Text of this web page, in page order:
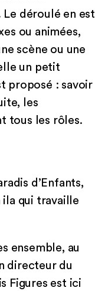
Le déroulé en est
ou animées,
scène ou une
un petit
proposé : savoir
les
tous les rôles.
d’Enfants,
qui travaille
ensemble, au
directeur du
Figures est ici